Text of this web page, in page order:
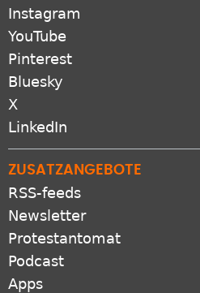
Instagram
YouTube
Pinterest
Bluesky
X
LinkedIn
ZUSATZANGEBOTE
RSS-feeds
Newsletter
Protestantomat
Podcast
Apps